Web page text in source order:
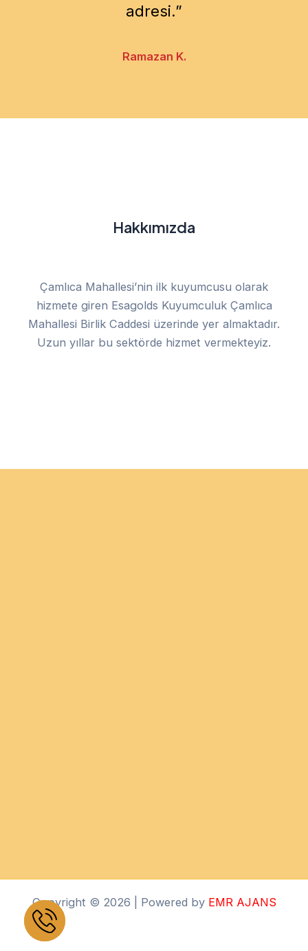
adresi.”
Ramazan K.
Hakkımızda
Çamlıca Mahallesi’nin ilk kuyumcusu olarak
hizmete giren Esagolds Kuyumculuk Çamlıca
Mahallesi Birlik Caddesi üzerinde yer almaktadır.
Uzun yıllar bu sektörde hizmet vermekteyiz.
Copyright © 2026 | Powered by EMR AJANS